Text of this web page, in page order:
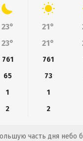
23° 21°
23° 21°
761 761
65 73
1 1
2 2
часть дня небо